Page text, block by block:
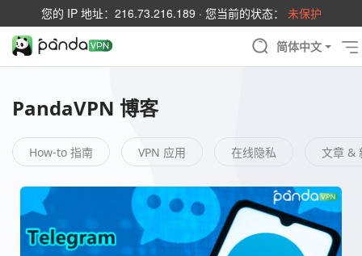
您的 IP 地址： 216.73.216.189 · 您当前的状态： 未保护
简体中文
PandaVPN 博客
How-to 指南 VPN 应用 在线隐私 文章 &